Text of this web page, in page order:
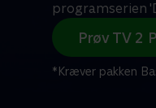
programserien
Prøv TV 2
*Kræver pakken